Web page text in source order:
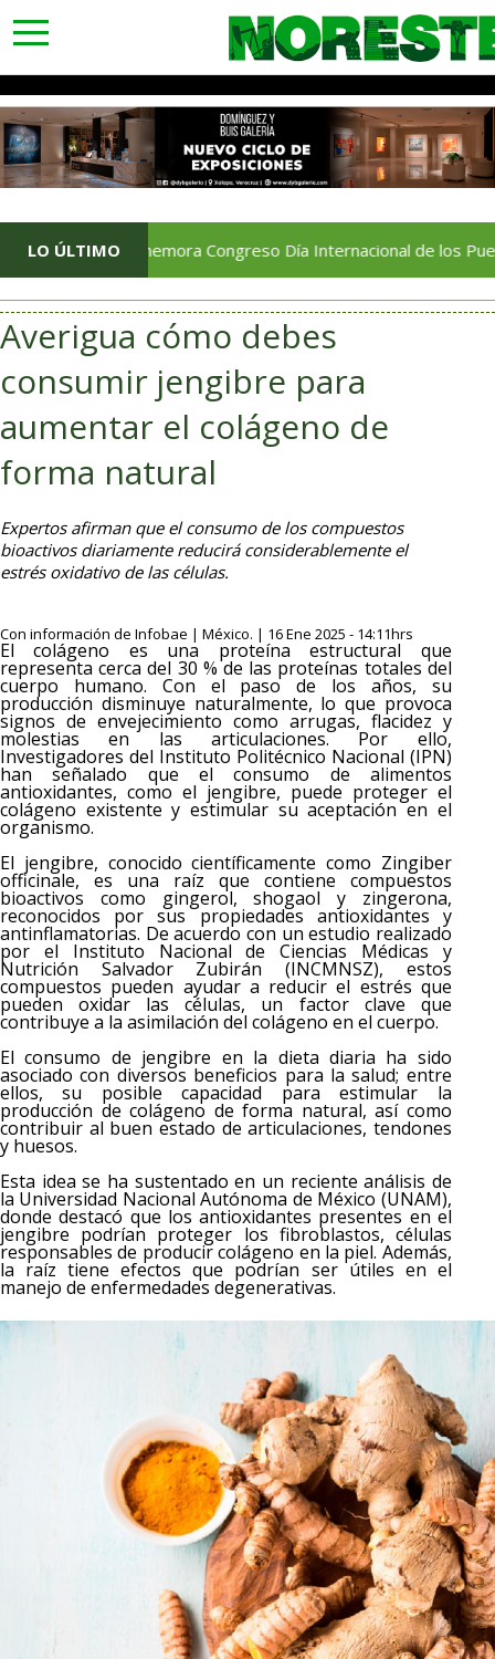
toggle
navigation
LO ÚLTIMO
Conmemora Congreso Día Internacional de los Pueblos
Averigua cómo debes
consumir jengibre para
aumentar el colágeno de
forma natural
Expertos afirman que el consumo de los compuestos
bioactivos diariamente reducirá considerablemente el
estrés oxidativo de las células.
Con información de Infobae | México. | 16 Ene 2025 - 14:11hrs
El colágeno es una proteína estructural que
representa cerca del 30 % de las proteínas totales del
cuerpo humano. Con el paso de los años, su
producción disminuye naturalmente, lo que provoca
signos de envejecimiento como arrugas, flacidez y
molestias en las articulaciones. Por ello,
Investigadores del Instituto Politécnico Nacional (IPN)
han señalado que el consumo de alimentos
antioxidantes, como el jengibre, puede proteger el
colágeno existente y estimular su aceptación en el
organismo.
El jengibre, conocido científicamente como Zingiber
officinale, es una raíz que contiene compuestos
bioactivos como gingerol, shogaol y zingerona,
reconocidos por sus propiedades antioxidantes y
antinflamatorias. De acuerdo con un estudio realizado
por el Instituto Nacional de Ciencias Médicas y
Nutrición Salvador Zubirán (INCMNSZ), estos
compuestos pueden ayudar a reducir el estrés que
pueden oxidar las células, un factor clave que
contribuye a la asimilación del colágeno en el cuerpo.
El consumo de jengibre en la dieta diaria ha sido
asociado con diversos beneficios para la salud; entre
ellos, su posible capacidad para estimular la
producción de colágeno de forma natural, así como
contribuir al buen estado de articulaciones, tendones
y huesos.
Esta idea se ha sustentado en un reciente análisis de
la Universidad Nacional Autónoma de México (UNAM),
donde destacó que los antioxidantes presentes en el
jengibre podrían proteger los fibroblastos, células
responsables de producir colágeno en la piel. Además,
la raíz tiene efectos que podrían ser útiles en el
manejo de enfermedades degenerativas.